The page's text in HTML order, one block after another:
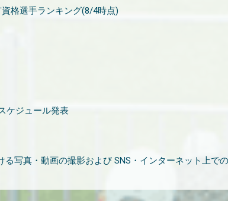
資格選手ランキング(8/4時点)
ケジュール発表
写真・動画の撮影および SNS・インターネット上で